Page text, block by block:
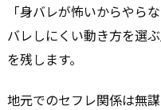
「身バレが怖いからやら
バレしにくい動き方を選
を残します。
地元でのセフレ関係は無